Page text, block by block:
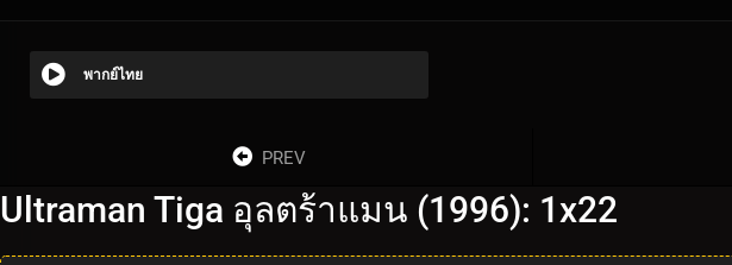
พากย์ไทย
PREV
Ultraman Tiga อุลตร้าแมน (1996): 1x22